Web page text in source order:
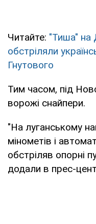
Читайте: "Тиша" на
обстріляли
Гнутового
Тим часом, під
ворожі снайпери.
"На луганському
мінометів і
обстріляв опорні
додали в прес-